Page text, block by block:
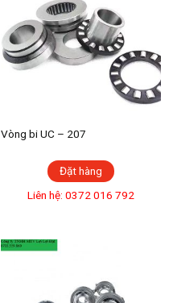
Vòng bi UC – 207
Đặt hàng
Liên hệ: 0372 016 792